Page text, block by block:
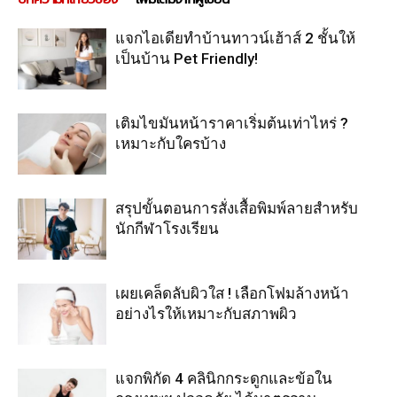
แจกไอเดียทำบ้านทาวน์เฮ้าส์ 2 ชั้นให้
เป็นบ้าน Pet Friendly!
เติมไขมันหน้าราคาเริ่มต้นเท่าไหร่ ?
เหมาะกับใครบ้าง
สรุปขั้นตอนการสั่งเสื้อพิมพ์ลายสำหรับ
นักกีฬาโรงเรียน
เผยเคล็ดลับผิวใส ! เลือกโฟมล้างหน้า
อย่างไรให้เหมาะกับสภาพผิว
แจกพิกัด 4 คลินิกกระดูกและข้อใน